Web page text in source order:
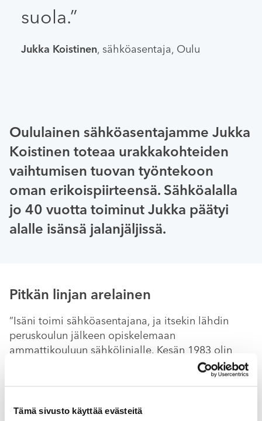
Tämä sivusto käyttää evästeitä
suola.”
Jukka Koistinen, sähköasentaja, Oulu
Oululainen sähköasentajamme Jukka
Koistinen toteaa urakkakohteiden
vaihtumisen tuovan työntekoon
oman erikoispiirteensä. Sähköalalla
jo 40 vuotta toiminut Jukka päätyi
alalle isänsä jalanjäljissä.
Pitkän linjan arelainen
”Isäni toimi sähköasentajana, ja itsekin lähdin
peruskoulun jälkeen opiskelemaan
ammattikouluun sähkölinjalle. Kesän 1983 olin
harjoittelijana kesätöissä Hankkijalla, ja
seuraavana vuonna valmistuttuani aloitin samassa
työvuosiin sisältyy myös ensikosketus silloiseen